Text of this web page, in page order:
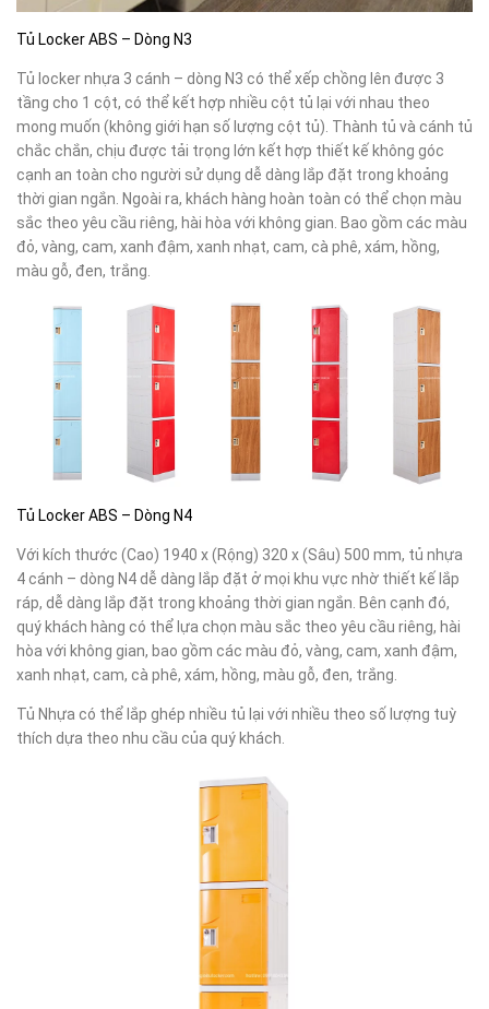
Tủ Locker ABS – Dòng N3
Tủ locker nhựa 3 cánh – dòng N3 có thể xếp chồng lên được 3
tầng cho 1 cột, có thể kết hợp nhiều cột tủ lại với nhau theo
mong muốn (không giới hạn số lượng cột tủ). Thành tủ và cánh tủ
chắc chắn, chịu được tải trọng lớn kết hợp thiết kế không góc
cạnh an toàn cho người sử dụng dễ dàng lắp đặt trong khoảng
thời gian ngắn. Ngoài ra, khách hàng hoàn toàn có thể chọn màu
sắc theo yêu cầu riêng, hài hòa với không gian. Bao gồm các màu
đỏ, vàng, cam, xanh đậm, xanh nhạt, cam, cà phê, xám, hồng,
màu gỗ, đen, trắng.
Tủ Locker ABS – Dòng N4
Với kích thước (Cao) 1940 x (Rộng) 320 x (Sâu) 500 mm, tủ nhựa
4 cánh – dòng N4 dễ dàng lắp đặt ở mọi khu vực nhờ thiết kế lắp
ráp, dễ dàng lắp đặt trong khoảng thời gian ngắn. Bên cạnh đó,
quý khách hàng có thể lựa chọn màu sắc theo yêu cầu riêng, hài
hòa với không gian, bao gồm các màu đỏ, vàng, cam, xanh đậm,
xanh nhạt, cam, cà phê, xám, hồng, màu gỗ, đen, trắng.
Tủ Nhựa có thể lắp ghép nhiều tủ lại với nhiều theo số lượng tuỳ
thích dựa theo nhu cầu của quý khách.